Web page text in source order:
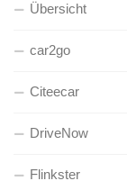
Übersicht
car2go
Citeecar
DriveNow
Flinkster